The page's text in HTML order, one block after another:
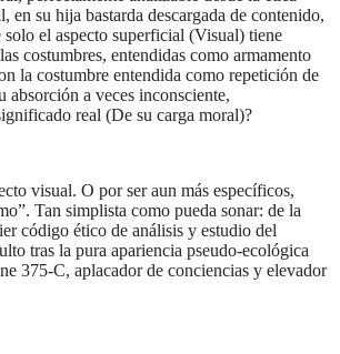
en su hija bastarda descargada de contenido,
el aspecto superficial (Visual) tiene
costumbres, entendidas como armamento
la costumbre entendida como repetición de
absorción a veces inconsciente,
real (De su carga moral)?
visual. O por ser aun más específicos,
Tan simplista como pueda sonar: de la
código ético de análisis y estudio del
tras la pura apariencia pseudo-ecológica
375-C, aplacador de conciencias y elevador